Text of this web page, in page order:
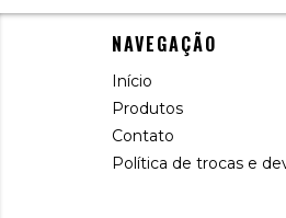
NAVEGAÇÃO
Início
Produtos
Contato
Política de trocas e